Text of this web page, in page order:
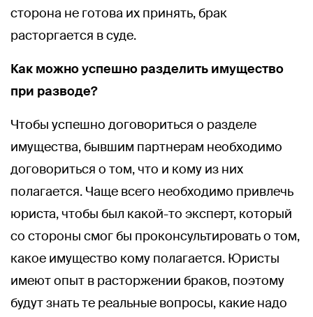
сторона не готова их принять, брак
расторгается в суде.
Как можно успешно разделить имущество
при разводе?
Чтобы успешно договориться о разделе
имущества, бывшим партнерам необходимо
договориться о том, что и кому из них
полагается. Чаще всего необходимо привлечь
юриста, чтобы был какой-то эксперт, который
со стороны смог бы проконсультировать о том,
какое имущество кому полагается. Юристы
имеют опыт в расторжении браков, поэтому
будут знать те реальные вопросы, какие надо